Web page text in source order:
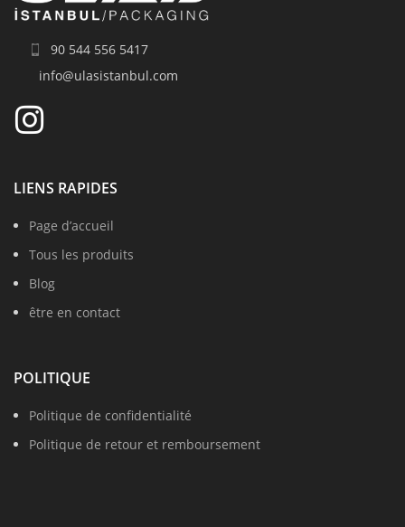
90 544 556 5417
info@ulasistanbul.com
LIENS RAPIDES
Page d’accueil
Tous les produits
Blog
être en contact
POLITIQUE
Politique de confidentialité
Politique de retour et remboursement